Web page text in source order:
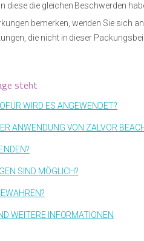
diese die gleichen Beschwerden
bemerken, wenden Sie sich
die nicht in dieser
steht
WIRD ES ANGEWENDET?
ANWENDUNG VON ZALVOR
SIND MÖGLICH?
WEITERE INFORMATIONEN